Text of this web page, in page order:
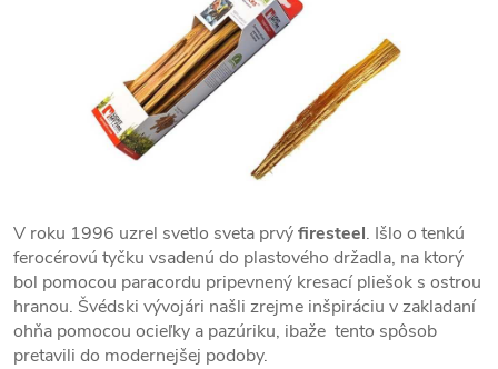
V roku 1996 uzrel svetlo sveta prvýfiresteel. Išlo o tenkú
ferocérovú tyčku vsadenú do plastového držadla, na ktorý
bol pomocou paracordu pripevnený kresací pliešok s ostrou
hranou. Švédski vývojári našli zrejme inšpiráciu v zakladaní
ohňa pomocou ocieľky a pazúriku, ibaže tento spôsob
pretavili do modernejšej podoby.